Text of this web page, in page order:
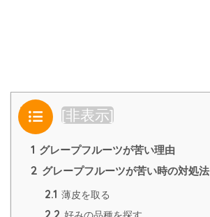
目次 [非表示]
1 グレープフルーツが苦い理由
2 グレープフルーツが苦い時の対処法
2.1 薄皮を取る
2.2